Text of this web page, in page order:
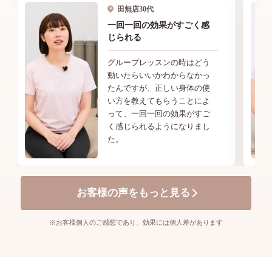
田無店30代
一回一回の効果がすごく感
じられる
グループレッスンの時はどう
動いたらいいかわからなかっ
たんですが、正しい身体の使
い方を教えてもらうことによ
って、一回一回の効果がすご
く感じられるようになりまし
た。
お客様の声をもっと見る
※お客様個人のご感想であり、効果には個人差があります